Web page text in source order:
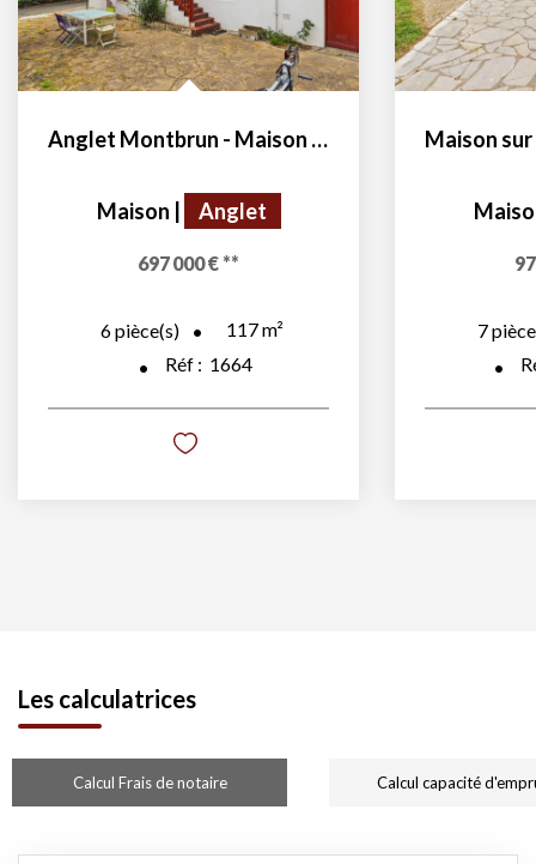
Anglet Montbrun - Maison de 117 m² sur un terrain de 508 m²
Maison Anglet
697 000 € **
6pièce(s) 117m²
Réf : 1664
7
Les calculatrices
Calcul Frais de notaire Calcul capacité